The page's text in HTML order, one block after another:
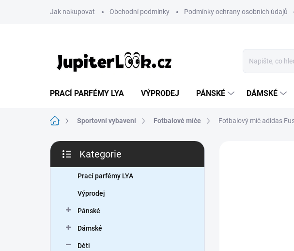
Jak nakupovat Obchodní podmínky Podmínky ochrany osobních údajů
PRACÍ PARFÉMY LYA VÝPRODEJ PÁNSKÉ DÁMSKÉ
Domů Sportovní vybavení Fotbalové míče Fotbalový míč adidas
P
s
kategorie
Kategorie
Prací parfémy LYA
Výprodej
Pánské
Dámské
Děti